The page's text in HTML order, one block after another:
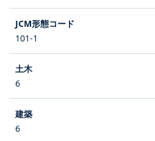
101-1
6
6